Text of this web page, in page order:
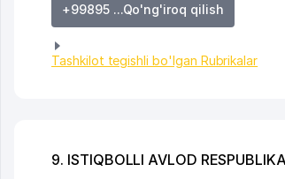
+99895 ...Qo'ng'iroq qilish
Tashkilot tegishli bo'lgan Rubrikalar
9. ISTIQBOLLI AVLOD